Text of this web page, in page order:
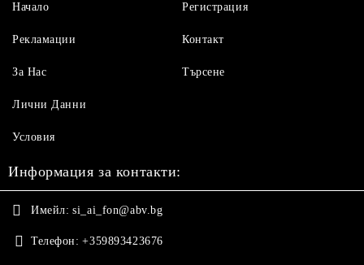
Начало
Рекламации
За Нас
Регистрация
Контакт
Търсене
Лични Данни
Условия
Информация за контакти:
Имейл: si_ai_fon@abv.bg
Телефон: +359893423676